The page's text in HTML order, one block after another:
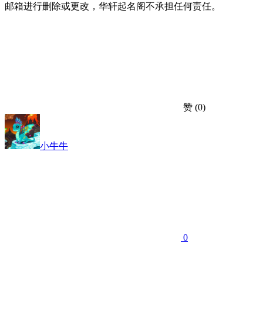
邮箱进行删除或更改，华轩起名阁不承担任何责任。
赞 (0)
小牛牛
0